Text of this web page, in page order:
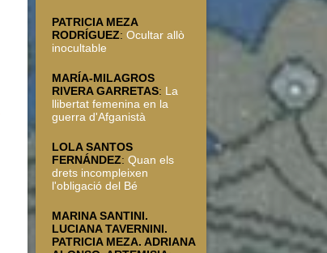
PATRICIA MEZA
RODRÍGUEZ:Ocultar allò
inocultable
MARÍA-MILAGROS
RIVERA GARRETAS: La
llibertat femenina en la
guerra d'Afganistà
LOLA SANTOS
FERNÁNDEZ:Quan els
drets incompleixen
l'obligació del Bé
MARINA SANTINI.
LUCIANA TAVERNINI.
PATRICIA MEZA. ADRIANA